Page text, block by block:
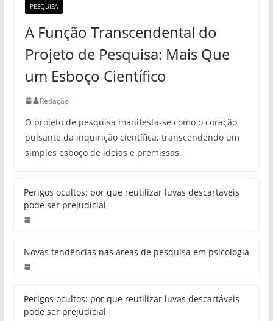
PESQUISA
A Função Transcendental do
Projeto de Pesquisa: Mais Que
um Esboço Científico
Redação
O projeto de pesquisa manifesta-se como o coração
pulsante da inquirição científica, transcendendo um
simples esboço de ideias e premissas.
Perigos ocultos: por que reutilizar luvas descartáveis
pode ser prejudicial
Novas tendências nas áreas de pesquisa em psicologia
Perigos ocultos: por que reutilizar luvas descartáveis
pode ser prejudicial